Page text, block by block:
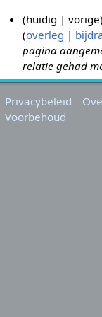
r
t
2
huidig vorige
overleg
pagina
relatie gehad
Privacybeleid
Voorbehoud